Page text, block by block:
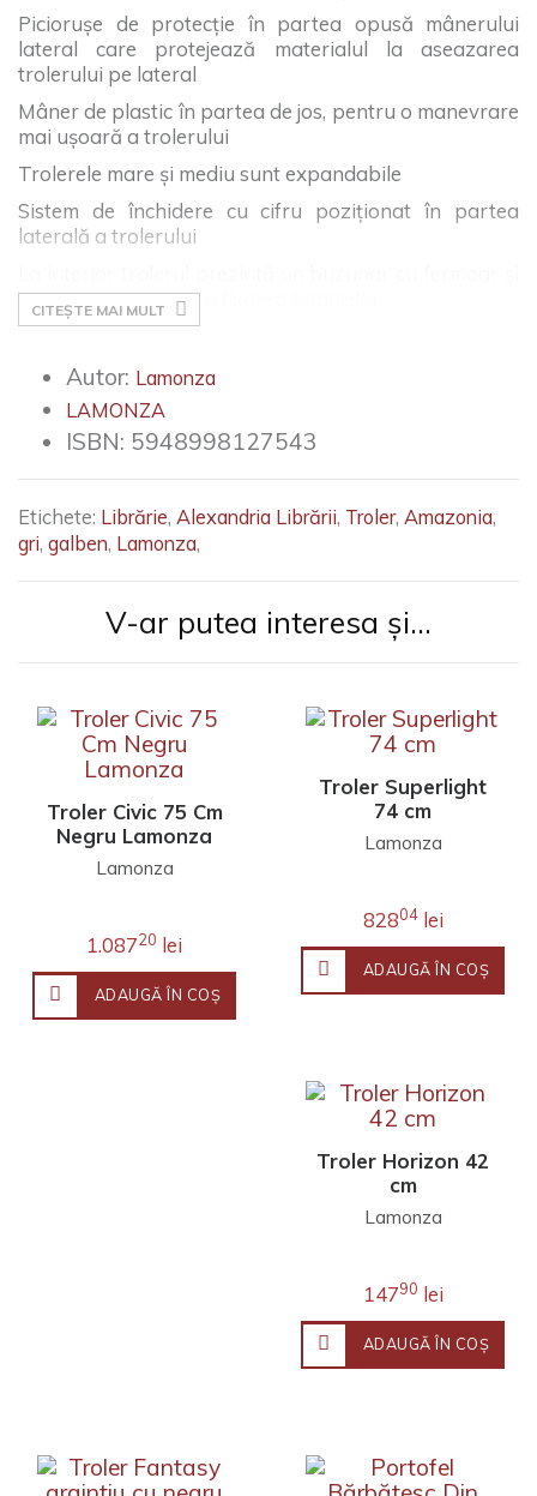
Piciorușe de protecție în partea opusă mânerului
lateral care protejează materialul la aseazarea
trolerului pe lateral
Mâner de plastic în partea de jos, pentru o manevrare
mai ușoară a trolerului
Trolerele mare și mediu sunt expandabile
Sistem de închidere cu cifru poziționat în partea
laterală a trolerului
curele elastice pentru fixarea bagajelor
CITEȘTE MAI MULT
Autor: Lamonza
LAMONZA
ISBN: 5948998127543
Etichete: Librărie, Alexandria Librării, Troler, Amazonia,
gri, galben, Lamonza,
V-ar putea interesa și...
Troler Civic 75 Cm
Negru Lamonza
Lamonza
1.08720 lei
ADAUGĂ ÎN COŞ
Troler Superlight
74 cm
Lamonza
82804lei
ADAUGĂ ÎN COŞ
Troler Horizon 42
cm
Lamonza
14790 lei
ADAUGĂ ÎN COŞ